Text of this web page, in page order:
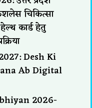
चिकित्सा
कार्ड हेतु
Desh Ki
Ab Digital
2026-